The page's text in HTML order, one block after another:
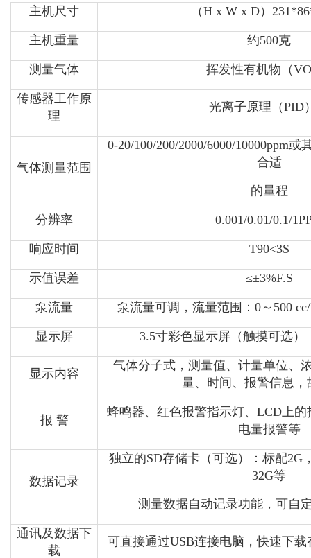
主机尺寸 （H x W x D）
主机重量 约500克
测量气体 挥发性有机物（
传感器工作原
理
光离子原理（PID
气体测量范围
0-20/100/200/2000/6000/10000ppm
合适
的量程
分辨率 0.001/0.01/0.1/
响应时间 T90<3S
示值误差 ≤±3%F.S
泵流量 泵流量可调，流量范围：0～500
显示屏 3.5寸彩色显示屏（触摸可选）
显示内容
气体分子式，测量值、计量单位、
量、时间、报警信息，
报 警
蜂鸣器、红色报警指示灯、LCD上
电量报警等
数据记录
独立的SD存储卡（可选）：标配2G
32G等
测量数据自动记录功能，可自
通讯及数据下
载
可直接通过USB连接电脑，快速下